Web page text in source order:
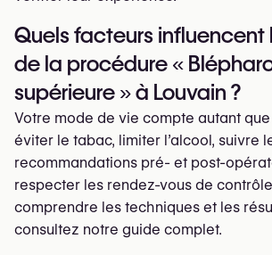
Quels facteurs influencent
de la procédure «
supérieure » à Louvain ?
Votre mode de vie compte autant
éviter le tabac, limiter l’alcool, suivre
recommandations pré- et post-
respecter les rendez-vous de
comprendre les techniques et les
consultez notre guide complet.